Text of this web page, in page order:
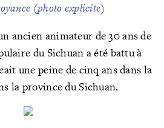
(photo explicite)
ancien animateur de 30 ans de
du Sichuan a été battu à
une peine de cinq ans dans la
la province du Sichuan.